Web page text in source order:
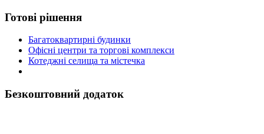
Готові рішення
Багатоквартирні будинки
Офісні центри та торгові комплекси
Котеджні селища та містечка
Безкоштовний додаток